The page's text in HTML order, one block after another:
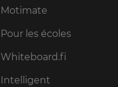
Motimate
Pour les écoles
Whiteboard.fi
Intelligent